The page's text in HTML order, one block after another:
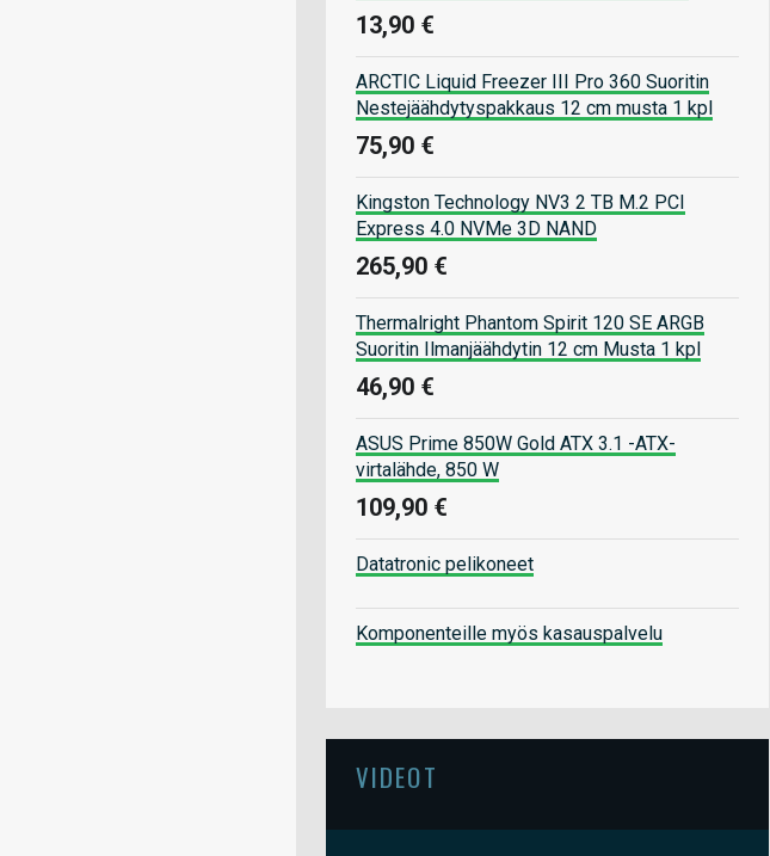
13,90 €
ARCTIC Liquid Freezer III Pro 360 Suoritin
Nestejäähdytyspakkaus 12 cm musta 1 kpl
75,90 €
Kingston Technology NV3 2 TB M.2 PCI
Express 4.0 NVMe 3D NAND
265,90 €
Thermalright Phantom Spirit 120 SE ARGB
Suoritin Ilmanjäähdytin 12 cm Musta 1 kpl
46,90 €
ASUS Prime 850W Gold ATX 3.1 -ATX-
virtalähde, 850 W
109,90 €
Datatronic pelikoneet
Komponenteille myös kasauspalvelu
VIDEOT